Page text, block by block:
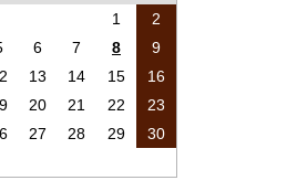
1
2
6 7 8
9
13 14 15
16
20 21 22
23
27 28 29
30